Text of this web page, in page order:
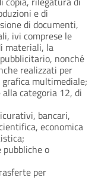
e di
di documenti,
ivi comprese le
materiali, la
nonché
realizzati per
multimediale;
categoria 12, di
bancari,
economica
o
per